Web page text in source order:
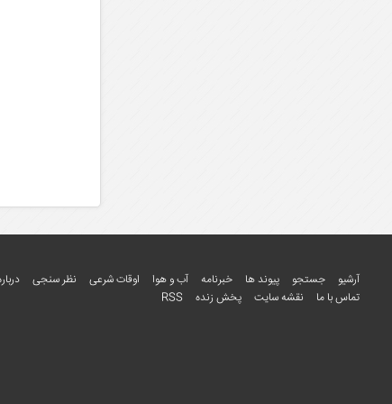
آرشیو جستجو پیوند ها خبرنامه آب و هوا اوقات شرعی نظر سنجی
تماس با ما
نقشه سایت پخش زنده RSS